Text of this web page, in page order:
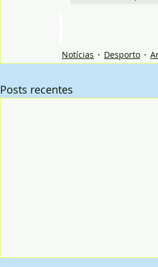
Notícias Desporto
Posts recentes